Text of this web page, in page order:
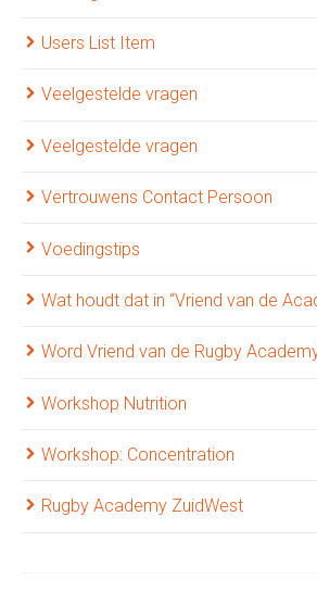
Users List Item
Veelgestelde vragen
Veelgestelde vragen
Vertrouwens Contact Persoon
Voedingstips
Wat houdt dat in “Vriend van de
Word Vriend van de Rugby
Workshop Nutrition
Workshop: Concentration
Rugby Academy ZuidWest